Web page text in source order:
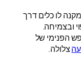
לו כלים דרך
ובצמיחה.
הפנימי של
צלולה.